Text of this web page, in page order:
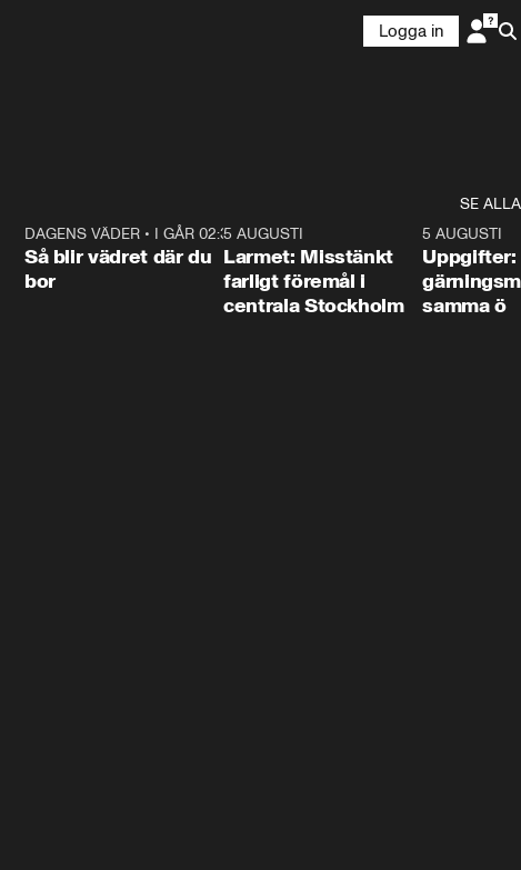
Logga in
SE ALLA
1:06
DAGENS VÄDER• I GÅR 02:30
Så blir vädret där du
bor
0:35
5 AUGUSTI
Larmet: Misstänkt
farligt föremål i
centrala Stockholm
5 AUGUSTI
Uppgifter:
samma ö